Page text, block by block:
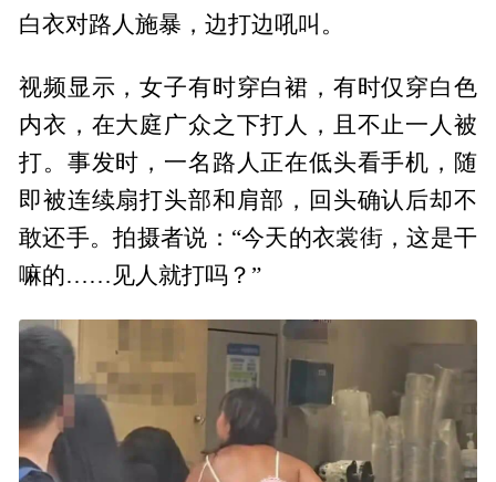
白衣对路人施暴，边打边吼叫。
视频显示，女子有时穿白裙，有时仅穿白色
内衣，在大庭广众之下打人，且不止一人被
打。事发时，一名路人正在低头看手机，随
即被连续扇打头部和肩部，回头确认后却不
敢还手。拍摄者说：“今天的衣裳街，这是干
嘛的……见人就打吗？”